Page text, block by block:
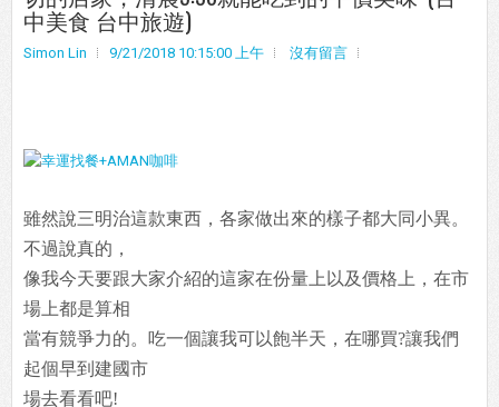
中美食 台中旅遊)
Simon Lin 9/21/2018 10:15:00 上午 沒有留言
雖然說三明治這款東西，各家做出來的樣子都大同小異。
不過說真的，
像我今天要跟大家介紹的這家在份量上以及價格上，在市
場上都是算相
當有競爭力的。吃一個讓我可以飽半天，在哪買?讓我們
起個早到建國市
場去看看吧!